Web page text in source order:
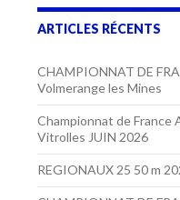
ARTICLES RÉCENTS
CHAMPIONNAT DE
Volmerange les Mines
Championnat de France
Vitrolles JUIN 2026
REGIONAUX 25 50 m